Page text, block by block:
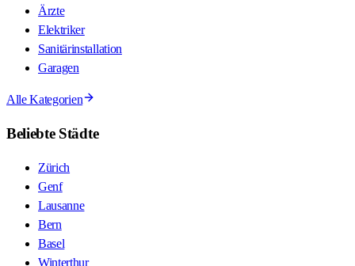
Ärzte
Elektriker
Sanitärinstallation
Garagen
Alle Kategorien
Beliebte Städte
Zürich
Genf
Lausanne
Bern
Basel
Winterthur